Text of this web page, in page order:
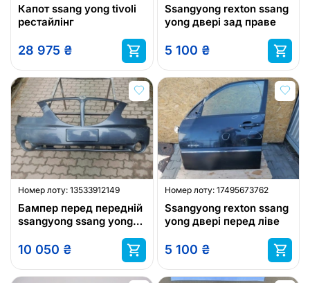
Капот ssang yong tivoli
рестайлінг
28 975 ₴
Ssangyong rexton ssang
yong двері зад праве
5 100 ₴
Номер лоту: 13533912149
Бампер перед передній
ssangyong ssang yong
10 050 ₴
Номер лоту: 17495673762
Ssangyong rexton ssang
yong двері перед ліве
5 100 ₴